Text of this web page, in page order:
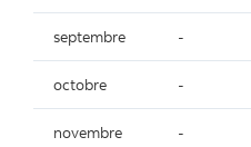
septembre -
octobre -
novembre -